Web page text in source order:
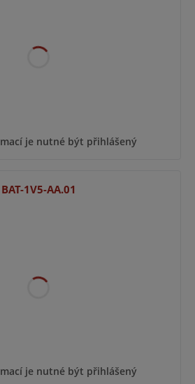
je nutné být přihlášený
BAT-1V5-AA.01
je nutné být přihlášený